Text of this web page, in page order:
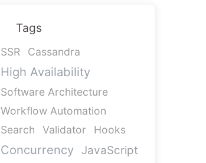
Tags
SSR Cassandra
High Availability
Software Architecture
Workflow Automation
Search
Validator Hooks
Concurrency JavaScript